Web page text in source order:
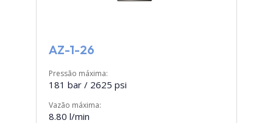
AZ-1-26
Pressão máxima:
181 bar / 2625 psi
Vazão máxima:
8.80 l/min